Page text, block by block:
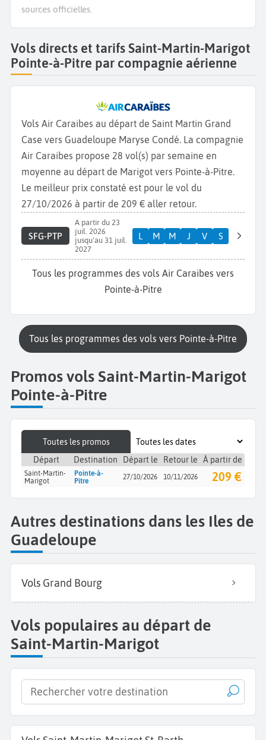
sources officielles.
Vols directs et tarifs Saint-Martin-Marigot
Pointe-à-Pitre par compagnie aérienne
Vols Air Caraibes au départ de Saint Martin Grand
Case vers Guadeloupe Maryse Condé. La compagnie
Air Caraibes propose 28 vol(s) par semaine en
moyenne au départ de Marigot vers Pointe-à-Pitre.
Le meilleur prix constaté est pour le vol du
27/10/2026 à partir de 209 € aller retour.
SFG-PTP
A partir du 23
juil. 2026
jusqu'au 31 juil.
2027
L M M J V S
Tous les programmes des vols Air Caraibes vers
Pointe-à-Pitre
Tous les programmes des vols vers Pointe-à-Pitre
Promos vols Saint-Martin-Marigot
Pointe-à-Pitre
Toutes les promos
Départ
Destination Départ le Retour le À partir de
Saint-Martin-
Marigot
Pointe-à-
Pitre
27/10/2026 10/11/2026 209 €
Autres destinations dans les Iles de
Guadeloupe
Vols Grand Bourg
Vols populaires au départ de
Saint-Martin-Marigot